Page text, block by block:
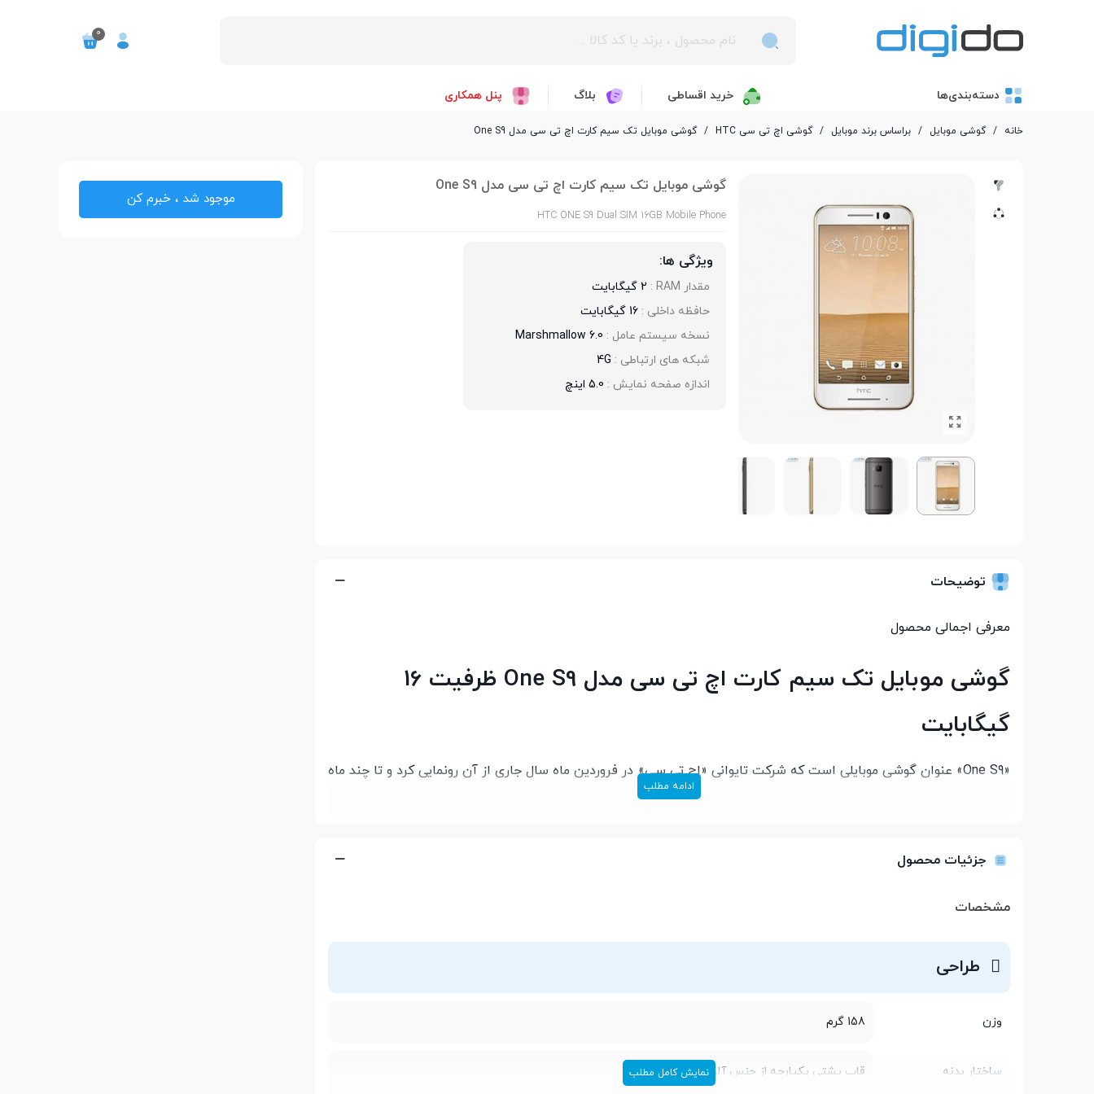
0
دسته‌بندی‌ها خرید اقساطی بلاگ پنل همکاری
خانه / گوشی موبایل / بر‌اساس برند موبایل / گوشی اچ تی سی HTC / گوشی موبایل تک سیم کارت اچ تی سی مدل One S9
گوشی موبایل تک سیم کارت اچ تی سی مدل One S9
HTC ONE S9 Dual SIM 16GB Mobile Phone
ویژگی ها:
مقدار RAM :
2 گیگابایت
حافظه داخلی : 16 گیگابایت
نسخه سیستم عامل : Marshmallow 6.0
شبکه های ارتباطی : 4G
اندازه صفحه نمایش : 5.0 اینچ
توضیحات
معرفی اجمالی محصول
گوشی موبایل تک سیم کارت اچ تی سی مدل One S9 ظرفیت 16
گیگابایت
«One S9» عنوان گوشی موبایلی است که شرکت تایوانی «اچ تی سی» در فروردین ماه سال جاری از آن رونمایی کرد و تا چند ماه
بعد آن را در اختیار کاربران جهانی قرار داد. این گوشی موبایل با داشتن امکانات مختلفی همچون پشتیبانی از نسل چهارم
گیگابایتی در نظر گرفته است که بدون پشتیبانی از کارت حافظه نمی‌تواند فضای کافی برای ذخیره‌سازی حجم زیادی از
نوع microSD این ظرفیت را تا 2 ترابایت افزایش داده و بسیاری از فایل‌های مورد نیاز خود را در گوشی موبایل خود به همراه
ادامه مطلب
جزئیات محصول
مشخصات
طراحی
وزن 158 گرم
ساختار بدنه قاب پشتی یکپارچه از جنس آلومینیومنمایش کامل مطلب
موجود شد ، خبرم کن